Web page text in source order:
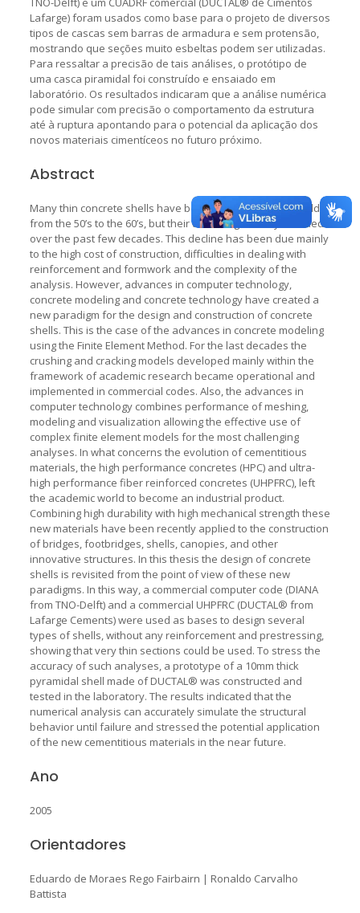
Lafarge) foram usados como base para o projeto de diversos
tipos de cascas sem barras de armadura e sem protensão,
mostrando que seções muito esbeltas podem ser utilizadas.
Para ressaltar a precisão de tais análises, o protótipo de
uma casca piramidal foi construído e ensaiado em
laboratório. Os resultados indicaram que a análise numérica
pode simular com precisão o comportamento da estrutura
até à ruptura apontando para o potencial da aplicação dos
novos materiais cimentíceos no futuro próximo.
Abstract
Many thin concrete shells have been built around the world
from the 50’s to the 60’s, but their use has gradually declined
over the past few decades. This decline has been due mainly
to the high cost of construction, difficulties in dealing with
reinforcement and formwork and the complexity of the
analysis. However, advances in computer technology,
concrete modeling and concrete technology have created a
new paradigm for the design and construction of concrete
shells. This is the case of the advances in concrete modeling
using the Finite Element Method. For the last decades the
crushing and cracking models developed mainly within the
framework of academic research became operational and
implemented in commercial codes. Also, the advances in
computer technology combines performance of meshing,
modeling and visualization allowing the effective use of
complex finite element models for the most challenging
analyses. In what concerns the evolution of cementitious
materials, the high performance concretes (HPC) and ultra-
high performance fiber reinforced concretes (UHPFRC), left
the academic world to become an industrial product.
Combining high durability with high mechanical strength these
new materials have been recently applied to the construction
of bridges, footbridges, shells, canopies, and other
innovative structures. In this thesis the design of concrete
shells is revisited from the point of view of these new
paradigms. In this way, a commercial computer code (DIANA
from TNO-Delft) and a commercial UHPFRC (DUCTAL® from
Lafarge Cements) were used as bases to design several
types of shells, without any reinforcement and prestressing,
showing that very thin sections could be used. To stress the
accuracy of such analyses, a prototype of a 10mm thick
pyramidal shell made of DUCTAL® was constructed and
tested in the laboratory. The results indicated that the
numerical analysis can accurately simulate the structural
behavior until failure and stressed the potential application
of the new cementitious materials in the near future.
Ano
2005
Orientadores
Eduardo de Moraes Rego Fairbairn | Ronaldo Carvalho
Battista